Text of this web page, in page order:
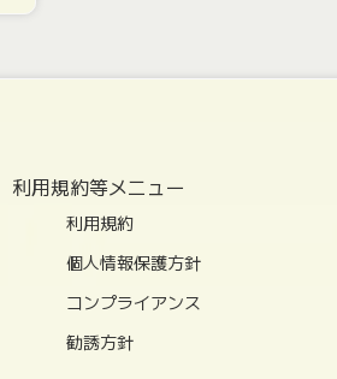
利用規約等メニュー
利用規約
個人情報保護方針
コンプライアンス
勧誘方針